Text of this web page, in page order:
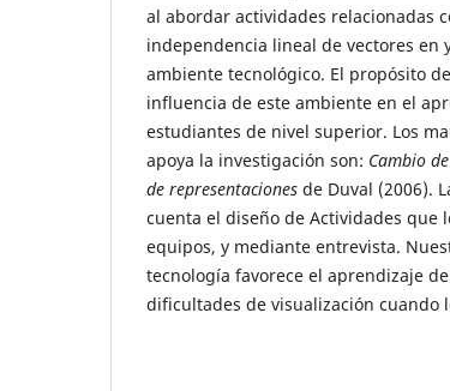
al abordar actividades relacionadas
independencia lineal de vectores en
ambiente tecnológico. El propósito
influencia de este ambiente en el
estudiantes de nivel superior. Los
apoya la investigación son: Cambio
de representaciones de Duval (2006).
cuenta el diseño de Actividades que
equipos, y mediante entrevista.
tecnología favorece el aprendizaje
dificultades de visualización cuando